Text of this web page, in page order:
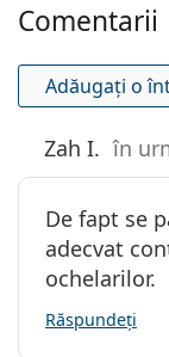
Comentarii
Adăugați o
Zah I. în
De fapt se
adecvat
ochelarilor.
Răspundeți